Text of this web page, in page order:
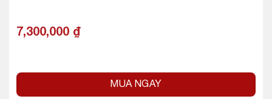
7,300,000 ₫
MUA NGAY